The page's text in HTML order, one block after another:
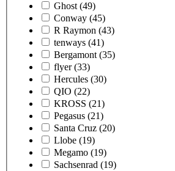
Ghost (49)
Conway (45)
R Raymon (43)
tenways (41)
Bergamont (35)
flyer (33)
Hercules (30)
QIO (22)
KROSS (21)
Pegasus (21)
Santa Cruz (20)
Llobe (19)
Megamo (19)
Sachsenrad (19)